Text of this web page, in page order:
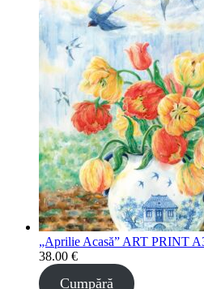
„Aprilie Acasă” ART PRINT
38.00 €
Cumpără